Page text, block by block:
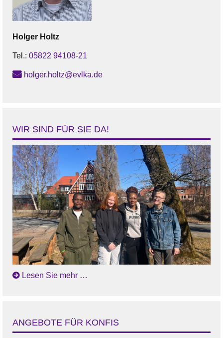
Holger Holtz
Tel.: 05822 94108-21
holger.holtz@evlka.de
WIR SIND FÜR SIE DA!
Lesen Sie mehr …
ANGEBOTE FÜR KONFIS